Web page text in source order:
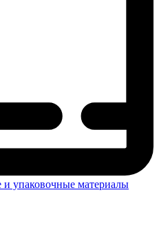
упаковочные материалы